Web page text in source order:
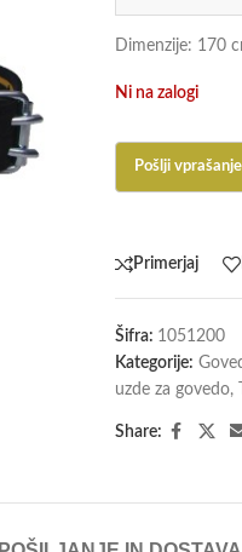
Dimenzije: 170
Ni na zalogi
Primerjaj
Šifra: 1051200
Kategorije:
uzde za govedo,
Share: